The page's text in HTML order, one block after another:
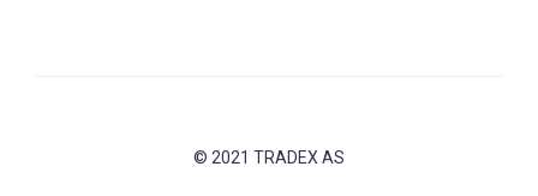
© 2021 TRADEX AS